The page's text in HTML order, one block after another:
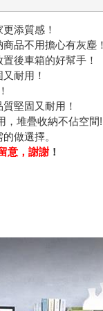
添質感！
品不用擔心有灰塵
後車箱的好幫手！
耐用！
堅固又耐用！
堆疊收納不佔空間!
做選擇。
意，謝謝！